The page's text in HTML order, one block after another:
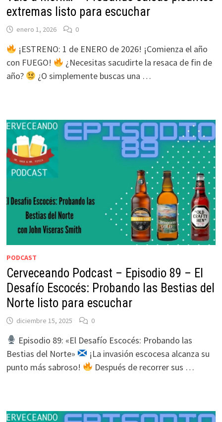
extremas listo para escuchar
enero 1, 2026 0
¡ESTRENO: 1 de ENERO de 2026! ¡Comienza el año
con FUEGO!
¿Necesitas sacudirte la resaca de fin de
año?
¿O simplemente buscas una …
PODCAST
Cerveceando Podcast – Episodio 89 – El
Desafío Escocés: Probando las Bestias del
Norte listo para escuchar
diciembre 15, 2025 0
Episodio 89: «El Desafío Escocés: Probando las
Bestias del Norte»
¡La invasión escocesa alcanza su
punto más sabroso!
Después de recorrer sus …